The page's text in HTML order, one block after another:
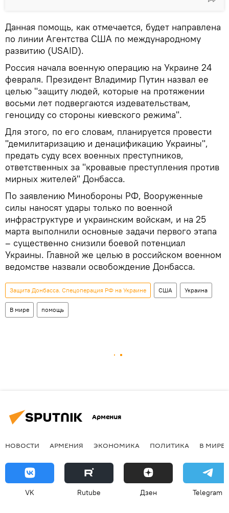
Данная помощь, как отмечается, будет направлена
по линии Агентства США по международному
развитию (USAID).
Россия начала военную операцию на Украине 24
февраля. Президент Владимир Путин назвал ее
целью "защиту людей, которые на протяжении
восьми лет подвергаются издевательствам,
геноциду со стороны киевского режима".
Для этого, по его словам, планируется провести
"демилитаризацию и денацификацию Украины",
предать суду всех военных преступников,
ответственных за "кровавые преступления против
мирных жителей" Донбасса.
По заявлению Минобороны РФ, Вооруженные
силы наносят удары только по военной
инфраструктуре и украинским войскам, и на 25
марта выполнили основные задачи первого этапа
– существенно снизили боевой потенциал
Украины. Главной же целью в российском военном
ведомстве назвали освобождение Донбасса.
Защита Донбасса. Спецоперация РФ на Украине США Украина
В мире помощь
Армения
НОВОСТИ АРМЕНИЯ ЭКОНОМИКА ПОЛИТИКА В МИРЕ
VK Rutube Дзен Telegram